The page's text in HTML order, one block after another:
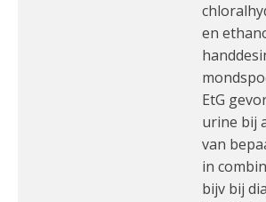
en
EtG
urine bij
van
in
bijv bij